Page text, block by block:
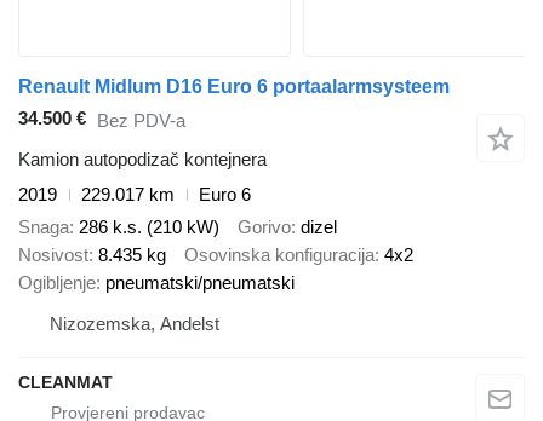
Renault Midlum D16 Euro 6 portaalarmsysteem
34.500 € Bez PDV-a
Kamion autopodizač kontejnera
2019
229.017 km
Euro 6
Snaga 286 k.s. (210 kW) Gorivo dizel
Nosivost 8.435 kg Osovinska konfiguracija 4x2
Ogibljenje pneumatski/pneumatski
Nizozemska, Andelst
CLEANMAT